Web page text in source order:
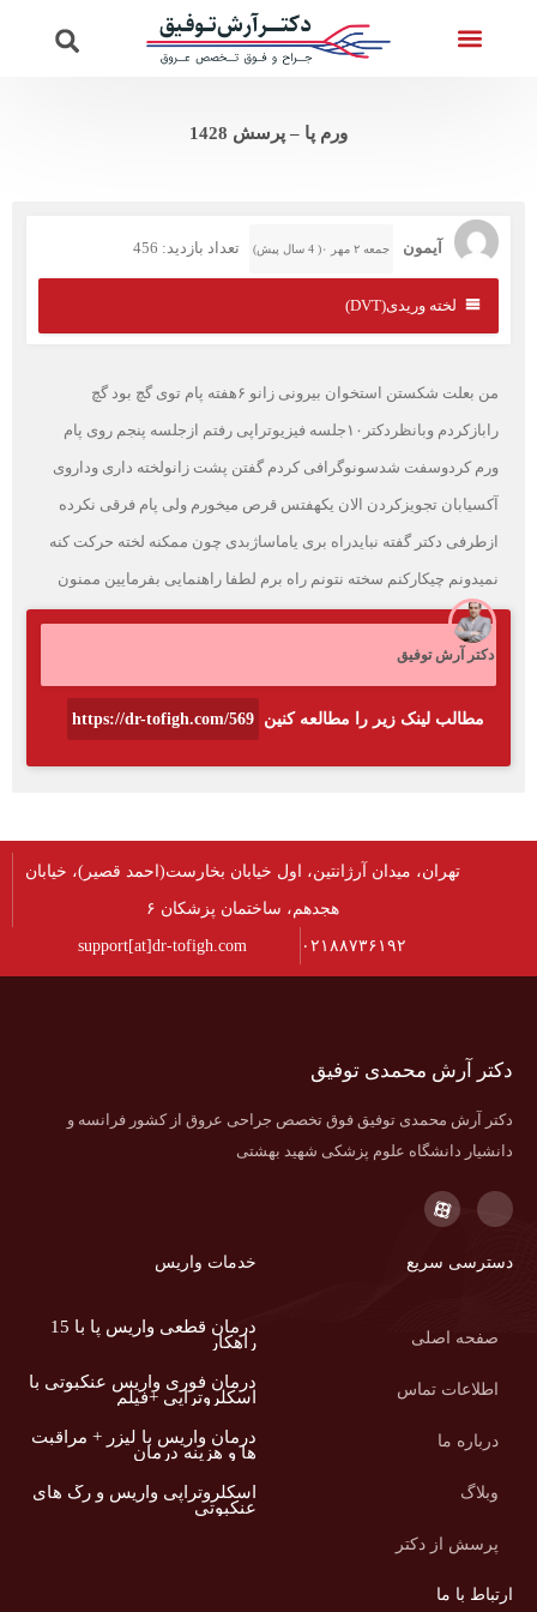
ورم پا – پرسش 1428
آیمون جمعه ۲ مهر ۰( 4 سال پیش) تعداد بازدید: 456
لخته وریدی(DVT)
من بعلت شکستن استخوان بیرونی زانو ۶هفته پام توی گچ بود گچ
رابازکردم وبانظردکتر۱۰جلسه فیزیوتراپی رفتم ازجلسه پنجم روی پام
ورم کردوسفت شدسونوگرافی کردم گفتن پشت زانولخته داری وداروی
آکسیابان تجویزکردن الان یکهفتس قرص میخورم ولی پام فرقی نکرده
ازطرفی دکتر گفته نبایدراه بری یاماساژبدی چون ممکنه لخته حرکت کنه
نمیدونم چیکارکنم سخته نتونم راه برم لطفا راهنمایی بفرمایین ممنون
دکتر آرش توفیق
مطالب لینک زیر را مطالعه کنین https://dr-tofigh.com/569
تهران، میدان آرژانتین، اول خیابان بخارست(احمد قصیر)، خیابان
هجدهم، ساختمان پزشکان ۶
۰۲۱۸۸۷۳۶۱۹۲ support[at]dr-tofigh.com
دکتر آرش محمدی توفیق
دکتر آرش محمدی توفیق فوق تخصص جراحی عروق از کشور فرانسه و
دانشیار دانشگاه علوم پزشکی شهید بهشتی
دسترسی سریع
صفحه اصلی
اطلاعات تماس
درباره ما
وبلاگ
پرسش از دکتر
خدمات واریس
درمان قطعی واریس پا با 15
راهکار
درمان فوری واریس عنکبوتی با
اسکلروتراپی +فیلم
درمان واریس با لیزر + مراقبت
ها و هزینه درمان
اسکلروتراپی واریس و رگ های
عنکبوتی
ارتباط با ما